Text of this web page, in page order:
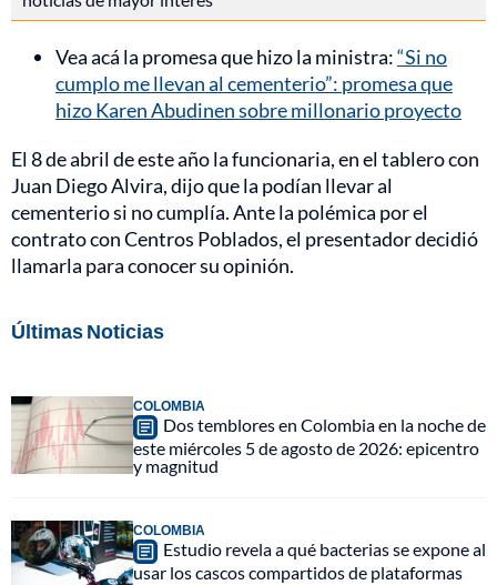
Vea acá la promesa que hizo la ministra:“Si no
cumplo me llevan al cementerio”: promesa que
hizo Karen Abudinen sobre millonario proyecto
El 8 de abril de este año la funcionaria, en el tablero con
Juan Diego Alvira, dijo que la podían llevar al
cementerio si no cumplía. Ante la polémica por el
contrato con Centros Poblados, el presentador decidió
llamarla para conocer su opinión.
Últimas Noticias
COLOMBIA
Dos temblores en Colombia en la noche de
este miércoles 5 de agosto de 2026: epicentro
y magnitud
COLOMBIA
Estudio revela a qué bacterias se expone al
usar los cascos compartidos de plataformas